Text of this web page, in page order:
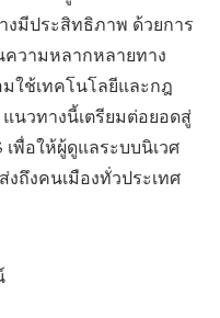
มีประสิทธิภาพ ด้วยการ
วามหลากหลายทาง
ใช้เทคโนโลยีและกฎ
นวทางนี้เตรียมต่อยอดสู่
พื่อให้ผู้ดูแลระบบนิเวศ
ถึงคนเมืองทั่วประเทศ